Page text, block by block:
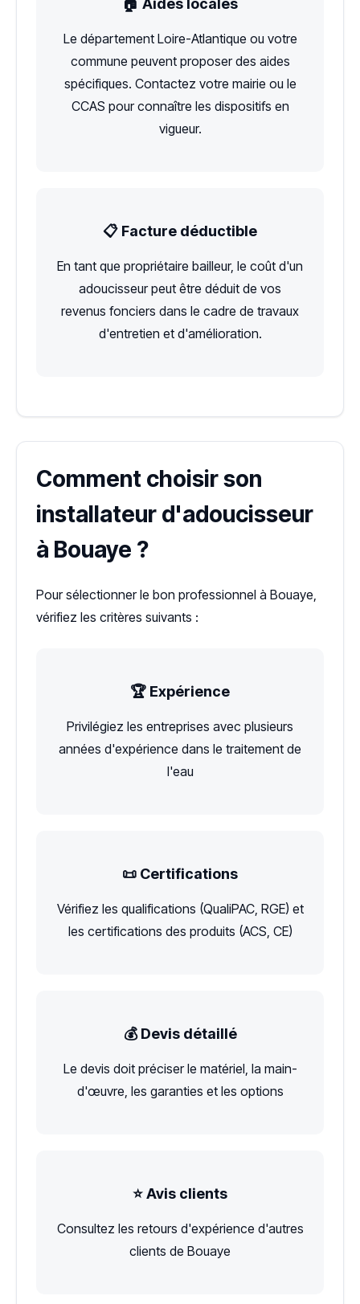
🏠 Aides locales
Le département Loire-Atlantique ou votre
commune peuvent proposer des aides
spécifiques. Contactez votre mairie ou le
CCAS pour connaître les dispositifs en
vigueur.
📋 Facture déductible
En tant que propriétaire bailleur, le coût d'un
adoucisseur peut être déduit de vos
revenus fonciers dans le cadre de travaux
d'entretien et d'amélioration.
Comment choisir son
installateur d'adoucisseur
à Bouaye ?
Pour sélectionner le bon professionnel à Bouaye,
vérifiez les critères suivants :
🏆 Expérience
Privilégiez les entreprises avec plusieurs
années d'expérience dans le traitement de
l'eau
📜 Certifications
Vérifiez les qualifications (QualiPAC, RGE) et
les certifications des produits (ACS, CE)
💰 Devis détaillé
Le devis doit préciser le matériel, la main-
d'œuvre, les garanties et les options
⭐ Avis clients
Consultez les retours d'expérience d'autres
clients de Bouaye